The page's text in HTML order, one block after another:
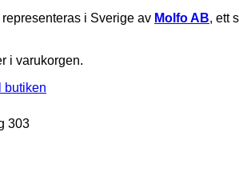
i varukorgen.
butiken
i Sverige av Molfo AB, ett
303